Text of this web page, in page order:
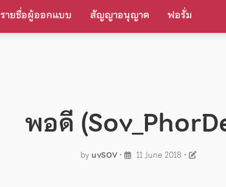
รายชื่อผู้ออกแบบ สัญญาอนุญาต ฟอรั่ม
พอดี
by uvSOV • 11 June 2018 •